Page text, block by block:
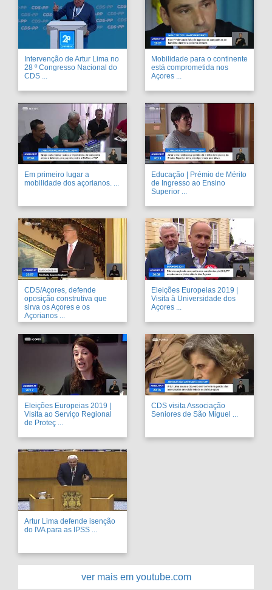
Intervenção de Artur Lima no
28 º Congresso Nacional do
CDS ...
Mobilidade para o continente
está comprometida nos
Açores ...
Em primeiro lugar a
mobilidade dos açorianos. ...
Educação | Prémio de Mérito
de Ingresso ao Ensino
Superior ...
CDS/Açores, defende
oposição construtiva que
sirva os Açores e os
Açorianos ...
Eleições Europeias 2019 |
Visita à Universidade dos
Açores ...
Eleições Europeias 2019 |
Visita ao Serviço Regional
de Proteç ...
CDS visita Associação
Seniores de São Miguel ...
Artur Lima defende isenção
do IVA para as IPSS ...
ver mais em youtube.com